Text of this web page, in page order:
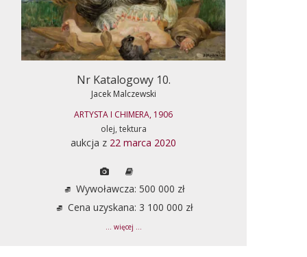
Nr Katalogowy 10.
Jacek Malczewski
ARTYSTA I CHIMERA, 1906
olej, tektura
aukcja z 22 marca 2020
Wywoławcza: 500 000 zł
Cena uzyskana: 3 100 000 zł
... więcej ...